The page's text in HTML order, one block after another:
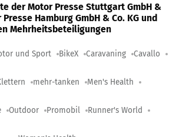
der Motor Presse Stuttgart GmbH &
Presse Hamburg GmbH & Co. KG und
Mehrheitsbeteiligungen
und Sport BikeX Caravaning Cavallo
mehr-tanken Men's Health
Outdoor Promobil Runner's World